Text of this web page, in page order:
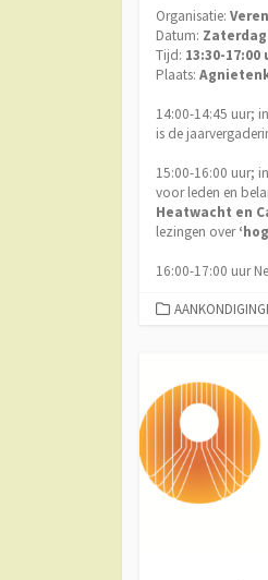
Organisatie:
Datum: Zaterdag
Tijd: 13:30-17:00
Plaats:
14:00-14:45 uur;
is de
15:00-16:00 uur;
voor leden en
Heatwacht en
lezingen over
16:00-17:00 uur
CATEGORIEËN